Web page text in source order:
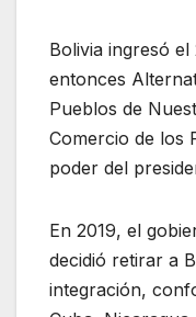
Bolivia ingresó
entonces
Pueblos de
Comercio de los
poder del
En 2019, el
decidió retirar a
integración,